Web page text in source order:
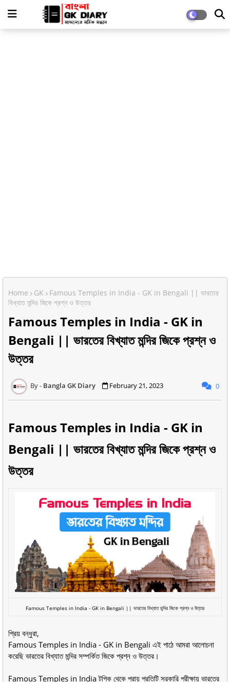
Home GK
Famous Temples in India - GK in Bengali || ভারতের
বিখ্যাত মন্দির জিকে প্রশ্ন ও উত্তর
Famous Temples in India - GK in
Bengali || ভারতের বিখ্যাত মন্দির জিকে প্রশ্ন ও
উত্তর
Bangla GK Diary February 21, 2023 0
Famous Temples in India - GK in
Bengali || ভারতের বিখ্যাত মন্দির জিকে প্রশ্ন ও
উত্তর
Famous Temples in India - GK in Bengali || ভারতের বিখ্যাত মন্দির জিকে প্রশ্ন ও উত্তর
প্রিয় বন্ধুরা,
Famous Temples in India - GK in Bengali এই পাঠে আমরা আলোচনা
করেছি ভারতের বিখ্যাত মন্দির সম্পর্কিত জিকে প্রশ্ন ও উত্তর।
Famous Temples in India টপিক থেকে প্রায় প্রতিটি সরকারি পরীক্ষায় ভারতের